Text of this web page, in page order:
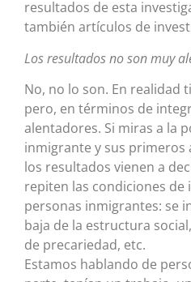
resultados de esta
también artículos de
Los resultados no son muy
No, no lo son. En realidad
pero, en términos de
alentadores. Si miras a la
inmigrante y sus primeros
los resultados vienen a
repiten las condiciones de
personas inmigrantes: se
baja de la estructura
de precariedad, etc.
Estamos hablando de